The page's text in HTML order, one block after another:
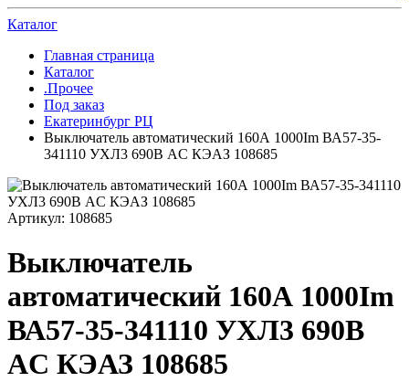
Каталог
Главная страница
Каталог
.Прочее
Под заказ
Екатеринбург РЦ
Выключатель автоматический 160А 1000Im ВА57-35-
341110 УХЛ3 690В AC КЭАЗ 108685
Артикул: 108685
Выключатель
автоматический 160А 1000Im
ВА57-35-341110 УХЛ3 690В
AC КЭАЗ 108685